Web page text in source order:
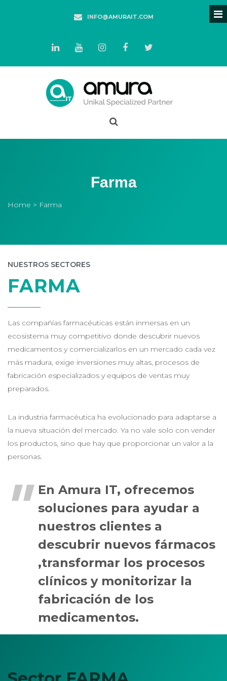
INFO@AMURAIT.COM
Farma
Home > Farma
NUESTROS SECTORES
FARMA
Las compañías farmacéuticas están inmersas en un
ecosistema muy competitivo donde descubrir nuevos
medicamentos y comercializarlos en un mercado cada vez
más madura, exige inversiones muy altas, procesos de
fabricación especializados y equipos de ventas muy
preparados.
La industria farmacéutica ha evolucionado para adaptarse a
la nueva situación del mercado. Ya no vale solo con vender
los productos, sino que hay que proporcionar un valor a la
personas.
En Amura IT, ofrecemos
soluciones para ayudar a
nuestros clientes a
descubrir nuevos fármacos
,transformar los procesos
clínicos y monitorizar la
fabricación de los
medicamentos.